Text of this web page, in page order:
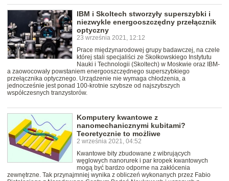
IBM i Skoltech stworzyły superszybki i
niezwykle energooszczędny przełącznik
optyczny
23 września 2021, 12:12
Prace międzynarodowej grupy badawczej, na czele
której stali specjaliści ze Skołkowskiego Instytutu
Nauki i Technologii (Skoltech) w Moskwie oraz IBM-
a zaowocowały powstaniem energooszczędnego superszybkiego
przełącznika optycznego. Urządzenie nie wymaga chłodzenia, a
jednocześnie jest ponad 100-krotnie szybsze od najszybszych
współczesnych tranzystorów.
Komputery kwantowe z
nanomechanicznymi kubitami?
Teoretycznie to możliwe
2 września 2021, 04:52
Kwantowe bity zbudowane z wibrujących
węglowych nanorurek i par kropek kwantowych
mogą być bardzo odporne na zakłócenia
zewnętrzne. Tak przynajmniej wynika z obliczeń wykonanych przez Fabio